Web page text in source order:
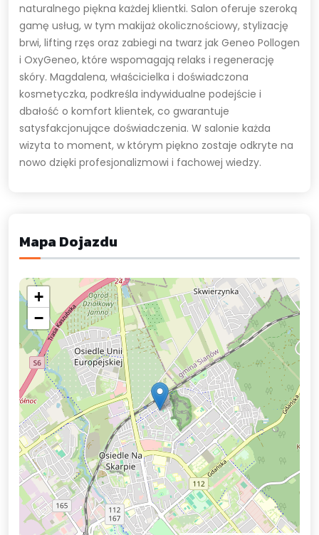
naturalnego piękna każdej klientki. Salon oferuje szeroką
gamę usług, w tym makijaż okolicznościowy, stylizację
brwi, lifting rzęs oraz zabiegi na twarz jak Geneo Pollogen
i OxyGeneo, które wspomagają relaks i regenerację
skóry. Magdalena, właścicielka i doświadczona
kosmetyczka, podkreśla indywidualne podejście i
dbałość o komfort klientek, co gwarantuje
satysfakcjonujące doświadczenia. W salonie każda
wizyta to moment, w którym piękno zostaje odkryte na
nowo dzięki profesjonalizmowi i fachowej wiedzy.
Mapa Dojazdu
+
−